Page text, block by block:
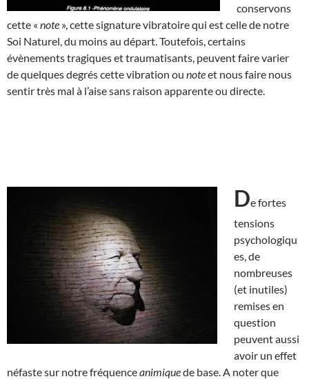
conservons
cette « note », cette signature vibratoire qui est celle de notre
Soi Naturel, du moins au départ. Toutefois, certains
évènements tragiques et traumatisants, peuvent faire varier
de quelques degrés cette vibration ou noteet nous faire nous
sentir très mal à l’aise sans raison apparente ou directe.
De fortes
tensions
psychologiqu
es, de
nombreuses
(et inutiles)
remises en
question
peuvent aussi
avoir un effet
néfaste sur notre fréquenceanimiquede base. A noter que